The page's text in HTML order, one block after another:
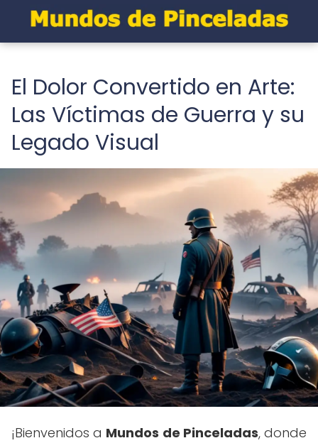
El Dolor Convertido en Arte:
Las Víctimas de Guerra y su
Legado Visual
¡Bienvenidos a Mundos de Pinceladas, donde